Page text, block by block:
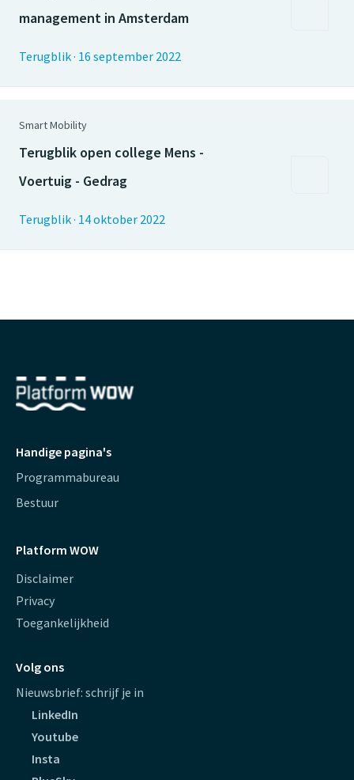
management in Amsterdam
Terugblik· 16 september 2022
Smart Mobility
Terugblik open college Mens -
Voertuig - Gedrag
Terugblik· 14 oktober 2022
Handige pagina's
Programmabureau
Bestuur
Platform WOW
Disclaimer
Privacy
Toegankelijkheid
Volg ons
Nieuwsbrief: schrijf je in
LinkedIn
Youtube
Insta